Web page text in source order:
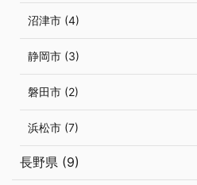
沼津市 (4)
静岡市 (3)
磐田市 (2)
浜松市 (7)
長野県 (9)